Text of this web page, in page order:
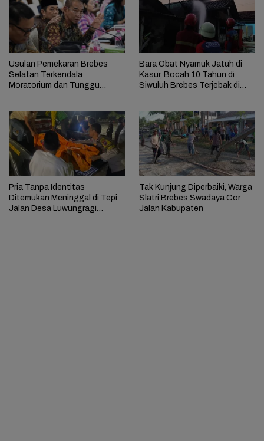
Usulan Pemekaran Brebes
Selatan Terkendala
Moratorium dan Tunggu
Bara Obat Nyamuk Jatuh di
Kasur, Bocah 10 Tahun di
Siwuluh Brebes Terjebak di
Pria Tanpa Identitas
Ditemukan Meninggal di Tepi
Jalan Desa Luwungragi
Tak Kunjung Diperbaiki, Warga
Slatri Brebes Swadaya Cor
Jalan Kabupaten